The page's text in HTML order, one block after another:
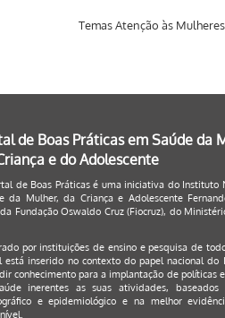
Temas Atenção às Mulheres
de Boas Práticas em Saúde da
e do Adolescente
de Boas Práticas é uma iniciativa do Instituto
da Mulher, da Criança e Adolescente
da Fundação Oswaldo Cruz (Fiocruz), do
por instituições de ensino e pesquisa de
está inserido no contexto do papel nacional do
conhecimento para a implantação de políticas
inerentes as suas atividades, baseados
e epidemiológico e na melhor